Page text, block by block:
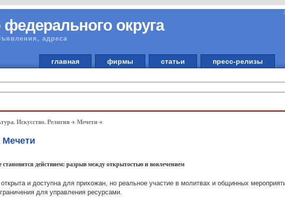
округа
адреса
главная фирмы статьи пресс-релизы
Искусство. Религия Мечети
Мечети
становится действием: разрыв между открытостью и вовлечением
и доступна для прихожан, но реальное участие в молитвах и общинных
для управления ресурсами.